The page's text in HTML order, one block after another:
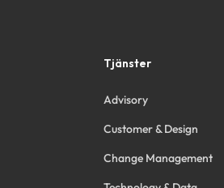
Tjänster
Advisory
Customer & Design
Change Management